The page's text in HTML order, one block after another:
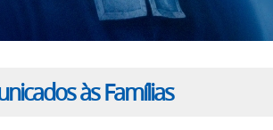
às Famílias